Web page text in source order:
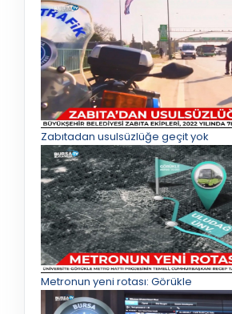
Zabıtadan usulsüzlüğe geçit yok
Metronun yeni rotası: Görükle